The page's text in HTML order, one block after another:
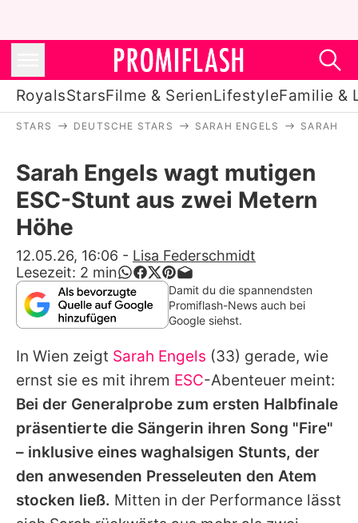
RoyalsStarsFilme & SerienLifestyleFamilie &
Stars
Filme & Serien
Lifestyle
Familie & Liebe
Promiflash Exklusiv
Alle Themen auf Promiflash
Jobs
App runterladen
Team
Redaktionelle Richtlinien
STARS DEUTSCHE STARS SARAH ENGELS SARAH
Sarah Engels wagt mutigen
ESC-Stunt aus zwei Metern
Höhe
12.05.26, 16:06 - Lisa Federschmidt
Lesezeit: 2 min
Damit du die spannendsten
Promiflash-News auch bei
Google siehst.
In Wien zeigt Sarah Engels (33) gerade, wie
ernst sie es mit ihrem ESC-Abenteuer meint:
Bei der Generalprobe zum ersten Halbfinale
präsentierte die Sängerin ihren Song "Fire"
– inklusive eines waghalsigen Stunts, der
den anwesenden Presseleuten den Atem
stocken ließ. Mitten in der Performance lässt